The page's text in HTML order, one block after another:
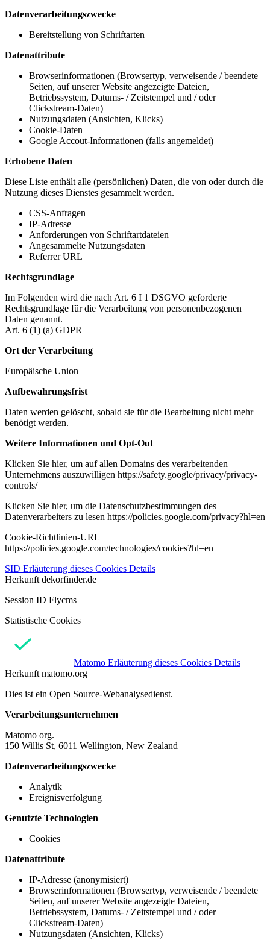
Datenverarbeitungszwecke
Bereitstellung von Schriftarten
Datenattribute
Browserinformationen (Browsertyp, verweisende / beendete
Seiten, auf unserer Website angezeigte Dateien,
Betriebssystem, Datums- / Zeitstempel und / oder
Clickstream-Daten)
Nutzungsdaten (Ansichten, Klicks)
Cookie-Daten
Google Accout-Informationen (falls angemeldet)
Erhobene Daten
Diese Liste enthält alle (persönlichen) Daten, die von oder durch die
Nutzung dieses Dienstes gesammelt werden.
CSS-Anfragen
IP-Adresse
Anforderungen von Schriftartdateien
Angesammelte Nutzungsdaten
Referrer URL
Rechtsgrundlage
Im Folgenden wird die nach Art. 6 I 1 DSGVO geforderte
Rechtsgrundlage für die Verarbeitung von personenbezogenen
Daten genannt.
Art. 6 (1) (a) GDPR
Ort der Verarbeitung
Europäische Union
Aufbewahrungsfrist
Daten werden gelöscht, sobald sie für die Bearbeitung nicht mehr
benötigt werden.
Weitere Informationen und Opt-Out
Klicken Sie hier, um auf allen Domains des verarbeitenden
Unternehmens auszuwilligen https://safety.google/privacy/privacy-
controls/
Klicken Sie hier, um die Datenschutzbestimmungen des
Datenverarbeiters zu lesen https://policies.google.com/privacy?hl=en
Cookie-Richtlinien-URL
https://policies.google.com/technologies/cookies?hl=en
SID Erläuterung dieses Cookies Details
Herkunft dekorfinder.de
Session ID Flycms
Statistische Cookies
Matomo Erläuterung dieses Cookies Details
Herkunft matomo.org
Dies ist ein Open Source-Webanalysedienst.
Verarbeitungsunternehmen
Matomo org.
150 Willis St, 6011 Wellington, New Zealand
Datenverarbeitungszwecke
Analytik
Ereignisverfolgung
Genutzte Technologien
Cookies
Datenattribute
IP-Adresse (anonymisiert)
Browserinformationen (Browsertyp, verweisende / beendete
Seiten, auf unserer Website angezeigte Dateien,
Betriebssystem, Datums- / Zeitstempel und / oder
Clickstream-Daten)
Nutzungsdaten (Ansichten, Klicks)